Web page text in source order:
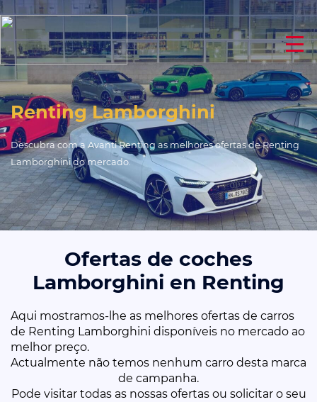
Renting Lamborghini
Descubra com a Avanti Renting as melhores ofertas de Renting
Lamborghini do mercado.
Ofertas de coches
Lamborghini en Renting
Aqui mostramos-lhe as melhores ofertas de carros
de Renting Lamborghini disponíveis no mercado ao
melhor preço.
Actualmente não temos nenhum carro desta marca
de campanha.
Pode visitar todas as nossas ofertas ou solicitar o seu